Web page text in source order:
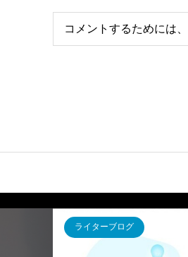
コメントするためには、
ライター体験談